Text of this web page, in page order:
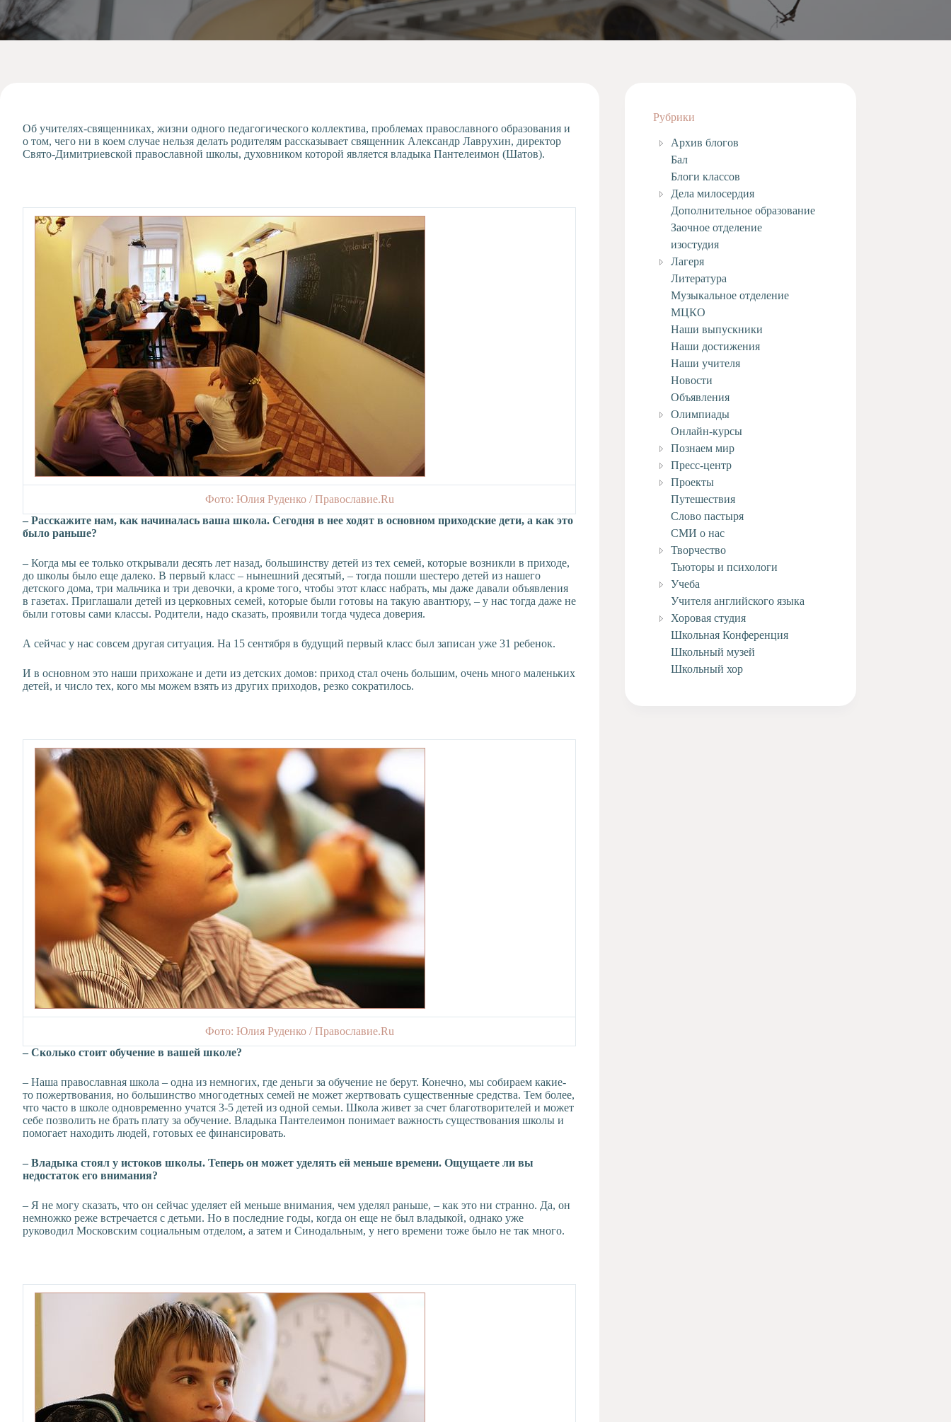
Проекты
Психологическая
Служба
Тьюторская
Об учителях-священниках, жизни одного педагогического коллектива, проблемах православного образования и
о том, чего ни в коем случае нельзя делать родителям рассказывает священник Александр Лаврухин, директор
Свято-Димитриевской православной школы, духовником которой является владыка Пантелеимон (Шатов).
Фото: Юлия Руденко / Православие.Ru
– Расскажите нам, как начиналась ваша школа. Сегодня в нее ходят в основном приходские дети, а как это
было раньше?
– Когда мы ее только открывали десять лет назад, большинству детей из тех семей, которые возникли в приходе,
до школы было еще далеко. В первый класс – нынешний десятый, – тогда пошли шестеро детей из нашего
детского дома, три мальчика и три девочки, а кроме того, чтобы этот класс набрать, мы даже давали объявления
в газетах. Приглашали детей из церковных семей, которые были готовы на такую авантюру, – у нас тогда даже не
были готовы сами классы. Родители, надо сказать, проявили тогда чудеса доверия.
А сейчас у нас совсем другая ситуация. На 15 сентября в будущий первый класс был записан уже 31 ребенок.
И в основном это наши прихожане и дети из детских домов: приход стал очень большим, очень много маленьких
детей, и число тех, кого мы можем взять из других приходов, резко сократилось.
Фото: Юлия Руденко / Православие.Ru
– Сколько стоит обучение в вашей школе?
– Наша православная школа – одна из немногих, где деньги за обучение не берут. Конечно, мы собираем какие-
то пожертвования, но большинство многодетных семей не может жертвовать существенные средства. Тем более,
что часто в школе одновременно учатся 3-5 детей из одной семьи. Школа живет за счет благотворителей и может
себе позволить не брать плату за обучение. Владыка Пантелеимон понимает важность существования школы и
помогает находить людей, готовых ее финансировать.
– Владыка стоял у истоков школы. Теперь он может уделять ей меньше времени. Ощущаете ли вы
недостаток его внимания?
– Я не могу сказать, что он сейчас уделяет ей меньше внимания, чем уделял раньше, – как это ни странно. Да, он
немножко реже встречается с детьми. Но в последние годы, когда он еще не был владыкой, однако уже
руководил Московским социальным отделом, а затем и Синодальным, у него времени тоже было не так много.
Рубрики
Архив блогов
Бал
Блоги классов
Дела милосердия
Дополнительное образование
Заочное отделение
изостудия
Лагеря
Литература
Музыкальное отделение
МЦКО
Наши выпускники
Наши достижения
Наши учителя
Новости
Объявления
Олимпиады
Онлайн-курсы
Познаем мир
Пресс-центр
Проекты
Путешествия
Слово пастыря
СМИ о нас
Творчество
Тьюторы и психологи
Учеба
Учителя английского языка
Хоровая студия
Школьная Конференция
Школьный музей
Школьный хор